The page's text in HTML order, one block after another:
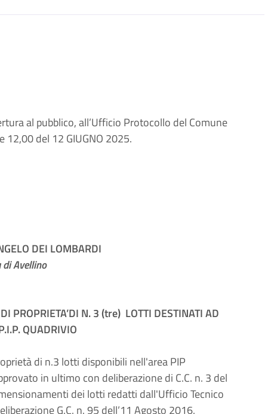
al pubblico, all’Ufficio Protocollo del Comune
12,00 del 12 GIUGNO 2025.
DEI LOMBARDI
Avellino
PROPRIETA’DI N. 3 (tre) LOTTI DESTINATI AD
QUADRIVIO
di n.3 lotti disponibili nell'area PIP
in ultimo con deliberazione di C.C. n. 3 del
dei lotti redatti dall'Ufficio Tecnico
G.C. n. 95 dell’11 Agosto 2016.